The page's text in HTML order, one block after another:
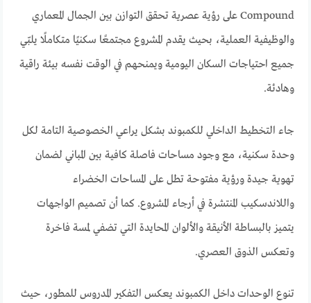
Compound على رؤية عصرية تحقق التوازن بين الجمال المعماري
والوظيفية العملية، بحيث يقدم المشروع مجتمعًا سكنيًا متكاملًا يلبّي
جميع احتياجات السكان اليومية ويمنحهم في الوقت نفسه بيئة راقية
وهادئة.
جاء التخطيط الداخلي للكمبوند بشكل يراعي الخصوصية التامة لكل
وحدة سكنية، مع وجود مساحات فاصلة كافية بين المباني لضمان
تهوية جيدة ورؤية مفتوحة تطل على المساحات الخضراء
واللاندسكيب المنتشرة في أرجاء المشروع. كما أن تصميم الواجهات
يتميز بالبساطة الأنيقة والألوان المحايدة التي تضفي لمسة فاخرة
وتعكس الذوق العصري.
تنوع الوحدات داخل الكمبوند يعكس التفكير المدروس للمطور، حيث